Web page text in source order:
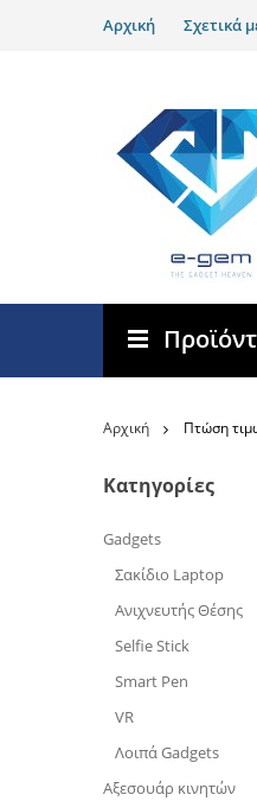
Αρχική Σχετικά
Αρχική Πτώση
Κατηγορίες
Gadgets
Σακίδιο Laptop
Ανιχνευτής Θέσης
Selfie Stick
Smart Pen
VR
Λοιπά Gadgets
Αξεσουάρ κινητών